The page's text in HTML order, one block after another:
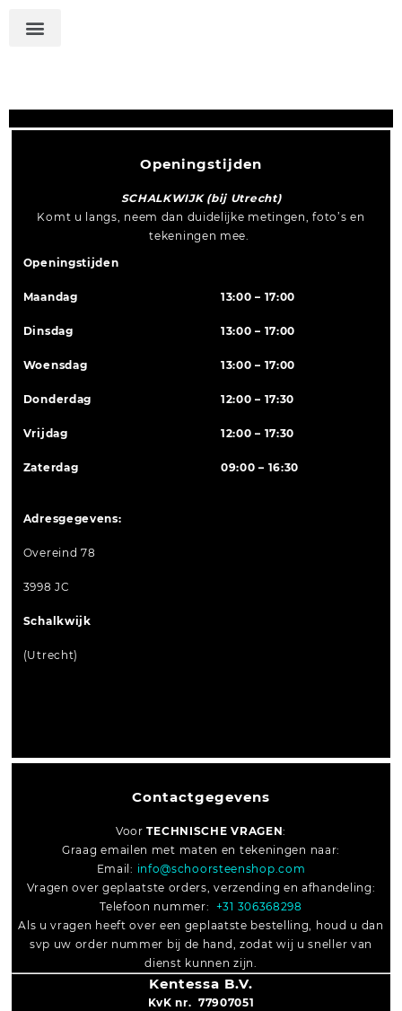
Contactgegevens
VoorTECHNISCHE VRAGEN:
Graag emailen met maten en tekeningen naar:
Email: info@schoorsteenshop.com
Vragen over geplaatste orders, verzending en afhandeling:
Telefoon nummer: +31 306368298
Als u vragen heeft over een geplaatste bestelling, houd u dan
svp uw order nummer bij de hand, zodat wij u sneller van
dienst kunnen zijn.
Kentessa B.V.
KvK nr. 77907051
Openingstijden
SCHALKWIJK (bij Utrecht)
Komt u langs, neem dan duidelijke metingen, foto’s en
tekeningen mee.
Openingstijden
Maandag 13:00 – 17:00
Dinsdag 13:00 – 17:00
Woensdag 13:00 – 17:00
Donderdag 12:00 – 17:30
Vrijdag 12:00 – 17:30
Zaterdag 09:00 – 16:30
Adresgegevens:
Overeind 78
3998 JC
Schalkwijk
(Utrecht)